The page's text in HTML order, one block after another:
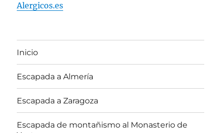
Alergicos.es
Inicio
Escapada a Almería
Escapada a Zaragoza
Escapada de montañismo al Monasterio de